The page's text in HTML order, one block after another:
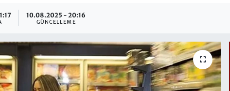
10.08.2025 - 20:16
GÜNCELLEME